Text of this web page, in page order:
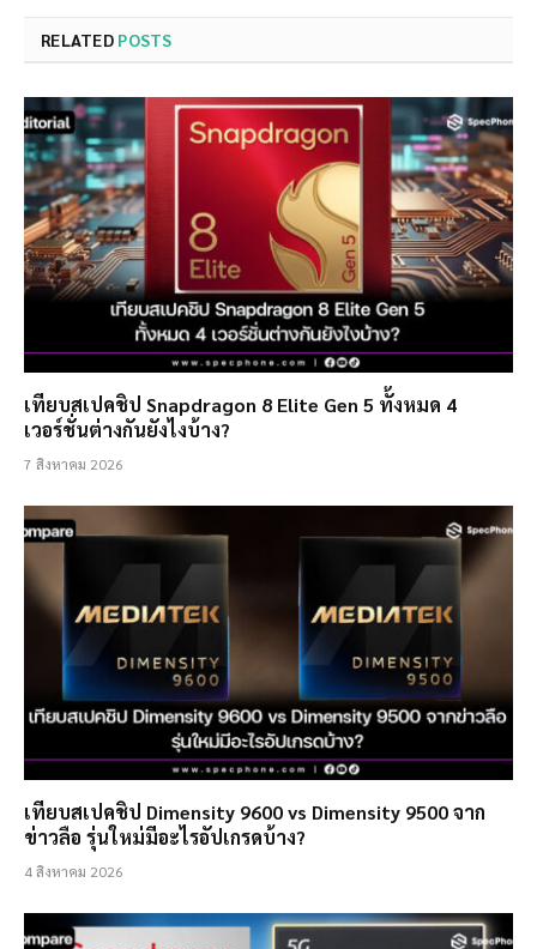
RELATED POSTS
เทียบสเปคชิป Snapdragon 8 Elite Gen 5 ทั้งหมด 4
เวอร์ชั่นต่างกันยังไงบ้าง?
7 สิงหาคม 2026
เทียบสเปคชิป Dimensity 9600 vs Dimensity 9500 จาก
ข่าวลือ รุ่นใหม่มีอะไรอัปเกรดบ้าง?
4 สิงหาคม 2026